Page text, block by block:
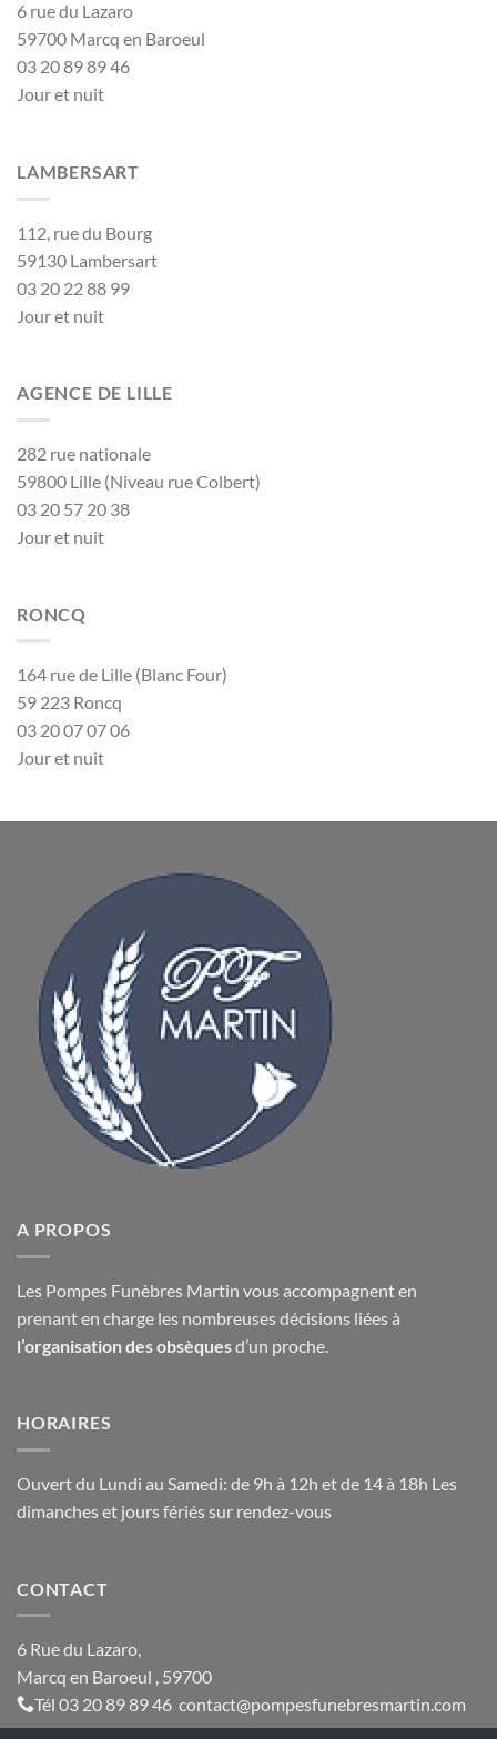
6 rue du Lazaro
59700 Marcq en Baroeul
03 20 89 89 46
Jour et nuit
LAMBERSART
112, rue du Bourg
59130 Lambersart
03 20 22 88 99
Jour et nuit
AGENCE DE LILLE
282 rue nationale
59800 Lille (Niveau rue Colbert)
03 20 57 20 38
Jour et nuit
RONCQ
164 rue de Lille (Blanc Four)
59 223 Roncq
03 20 07 07 06
Jour et nuit
A PROPOS
Les Pompes Funèbres Martin vous accompagnent en
prenant en charge les nombreuses décisions liées à
l’organisation des obsèquesd’un proche.
HORAIRES
Ouvert du Lundi au Samedi: de 9h à 12h et de 14 à 18h Les
dimanches et jours fériés sur rendez-vous
CONTACT
6 Rue du Lazaro,
Marcq en Baroeul , 59700
Tél 03 20 89 89 46 contact@pompesfunebresmartin.com